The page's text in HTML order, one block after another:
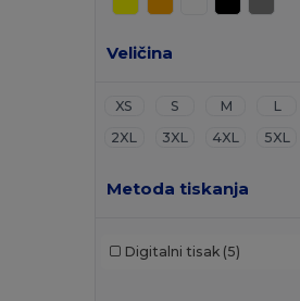
Veličina
XS S M L
2XL
3XL 4XL 5XL
Metoda tiskanja
Digitalni tisak (5)